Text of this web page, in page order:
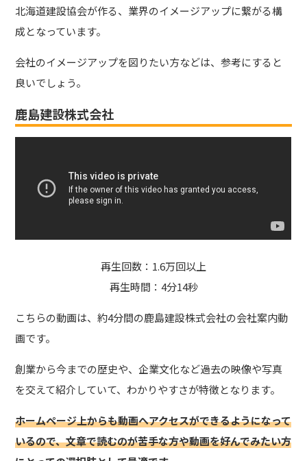
北海道建設協会が作る、業界のイメージアップに繋がる構
成となっています。
会社のイメージアップを図りたい方などは、参考にすると
良いでしょう。
鹿島建設株式会社
再生回数：1.6万回以上
再生時間：4分14秒
こちらの動画は、約4分間の鹿島建設株式会社の会社案内動
画です。
創業から今までの歴史や、企業文化など過去の映像や写真
を交えて紹介していて、わかりやすさが特徴となります。
ホームページ上からも動画へアクセスができるようになって
いるので、文章で読むのが苦手な方や動画を好んでみたい方